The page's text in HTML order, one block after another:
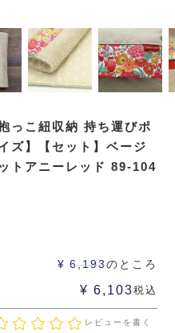
っこ紐収納 持ち運びポ
ズ】【セット】ベージ
トアニーレッド 89-104
¥ 6,193のところ
¥ 6,103税込
レビューを書く